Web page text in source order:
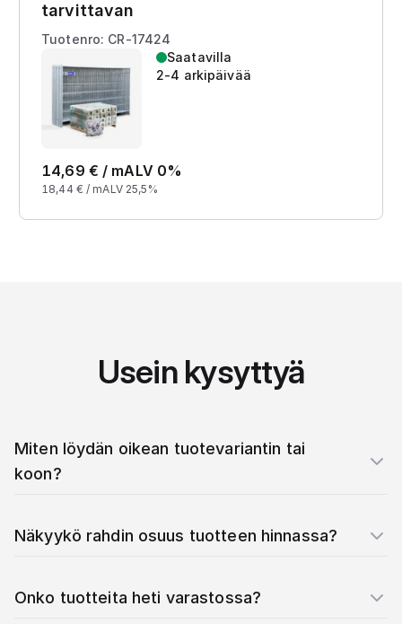
tarvittavan
Tuotenro: CR-17424
Saatavilla
2-4 arkipäivää
14,69 € / mALV 0%
18,44 € / mALV 25,5%
Usein kysyttyä
Miten löydän oikean tuotevariantin tai
koon?
Näkyykö rahdin osuus tuotteen hinnassa?
Onko tuotteita heti varastossa?